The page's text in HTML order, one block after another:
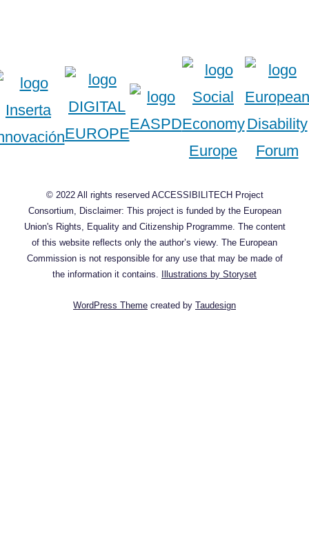
© 2022 All rights reserved ACCESSIBILITECH Project
Consortium, Disclaimer: This project is funded by the European
Union's Rights, Equality and Citizenship Programme. The content
of this website reflects only the author’s viewy. The European
Commission is not responsible for any use that may be made of
the information it contains.
Illustrations by Storyset
WordPress Theme created by Taudesign